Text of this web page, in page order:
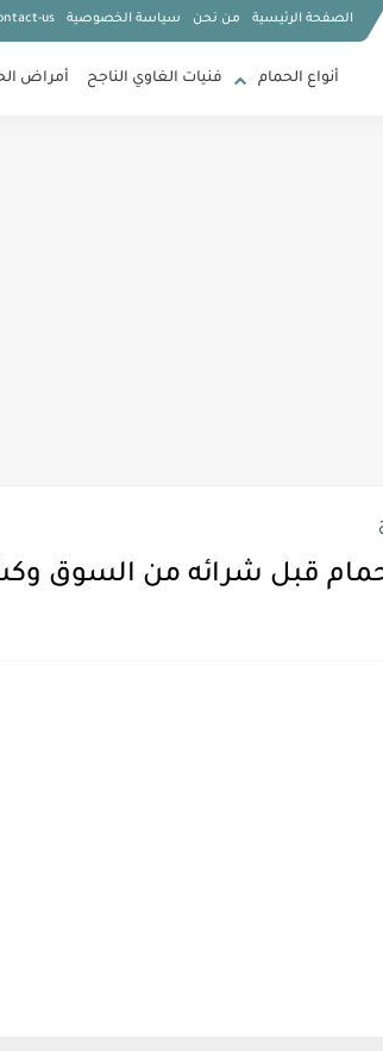
الصفحة الرئيسية من نحن سياسة الخصوصية us
أنواع الحمام فنيات الغاوي الناجح أمراض
قبل شرائه من السوق